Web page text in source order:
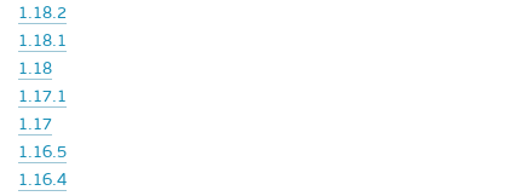
1.18.2
1.18.1
1.18
1.17.1
1.17
1.16.5
1.16.4